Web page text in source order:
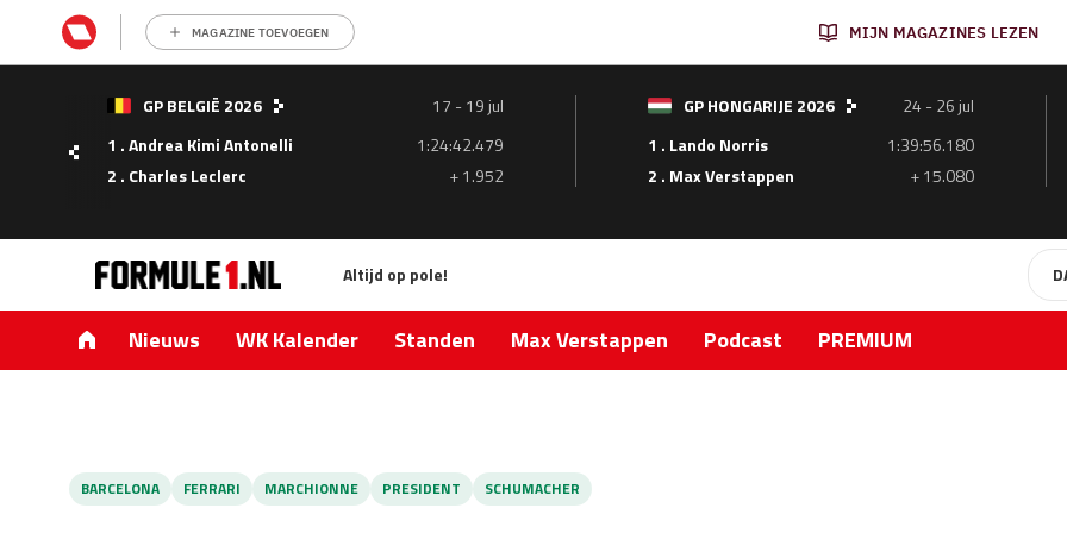
MAGAZINE TOEVOEGEN MIJN MAGAZINES LEZEN
GP BELGIË 2026
17 - 19 jul
1 . Andrea Kimi Antonelli
1:24:42.479
2 . Charles Leclerc
+ 1.952
GP HONGARIJE 2026
24 - 26 jul
1 . Lando Norris
1:39:56.180
2 . Max Verstappen
+ 15.080
Altijd op pole!
Nieuws WK Kalender Standen Max Verstappen Podcast PREMIUM
BARCELONA FERRARI MARCHIONNE PRESIDENT SCHUMACHER